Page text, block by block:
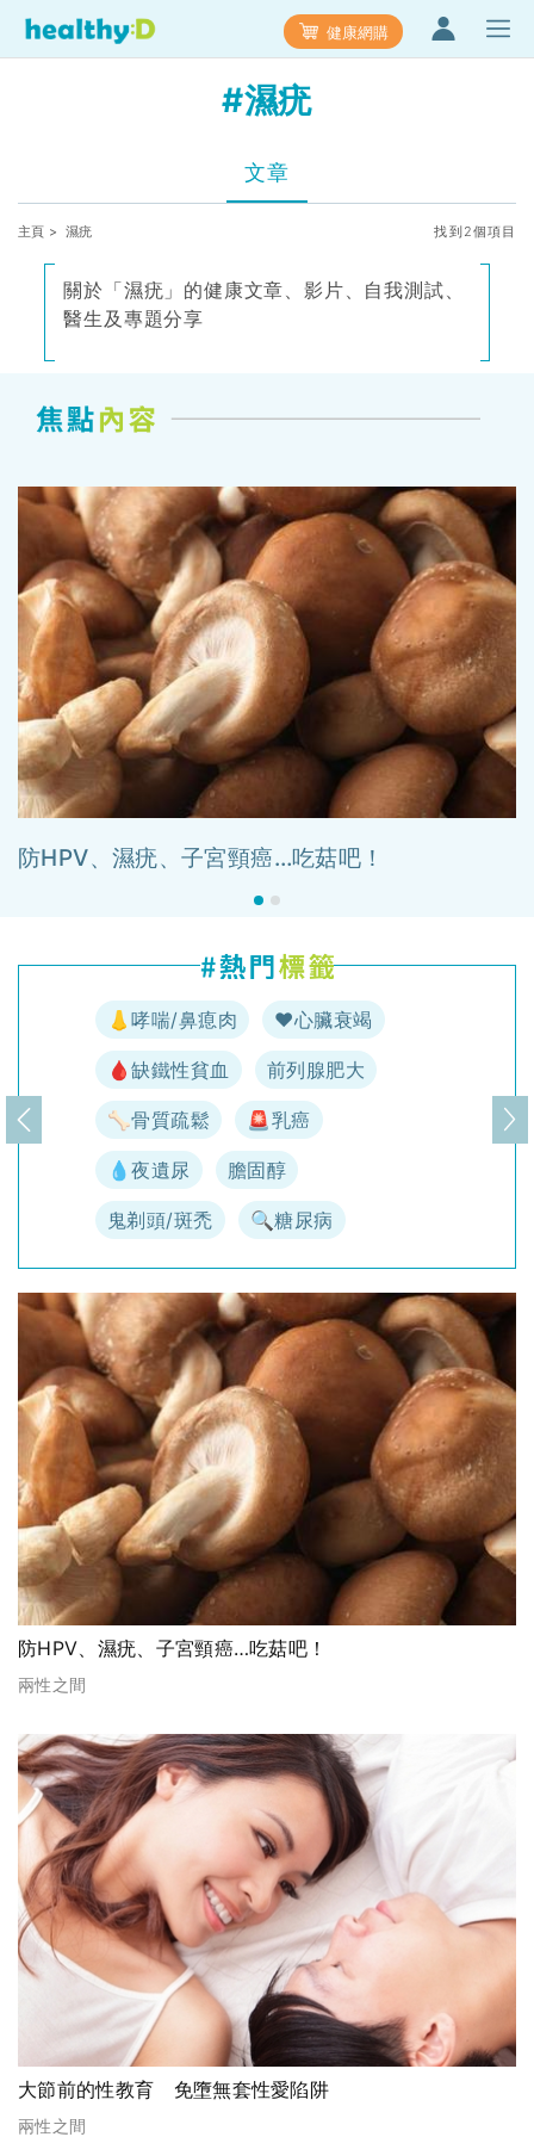
健康網購
#濕疣
文章
主頁 > 濕疣 找到2個項目
關於「濕疣」的健康文章、影片、自我測試、
醫生及專題分享
防HPV、濕疣、子宮頸癌…吃菇吧！
👃哮喘/鼻瘜肉 ♥️心臟衰竭
🩸缺鐵性貧血 前列腺肥大
🦴骨質疏鬆 🚨乳癌
💧夜遺尿 膽固醇
鬼剃頭/斑禿 🔍糖尿病
上一頁 下
防HPV、濕疣、子宮頸癌…吃菇吧！
兩性之間
大節前的性教育 免墮無套性愛陷阱
兩性之間